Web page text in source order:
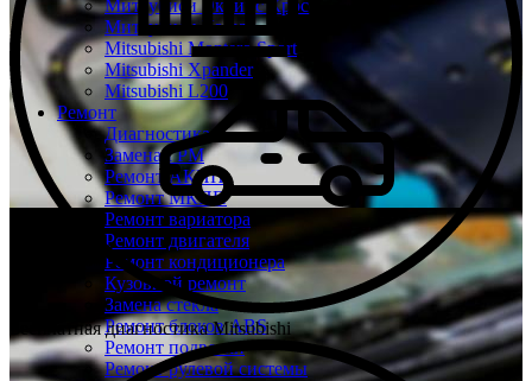
Митсубиси Эклипс Кросс
Митсубиси Кольт
Mitsubishi Montero Sport
Mitsubishi Xpander
Mitsubishi L200
Ремонт
Диагностика
Замена ГРМ
Ремонт АКПП
Ремонт МКПП
Ремонт вариатора
Ремонт двигателя
Ремонт кондиционера
Кузовной ремонт
Замена стекла
Ремонт блоков ABS
Ремонт подвески
Ремонт рулевой системы
Бесплатная диагностика Mitsubishi